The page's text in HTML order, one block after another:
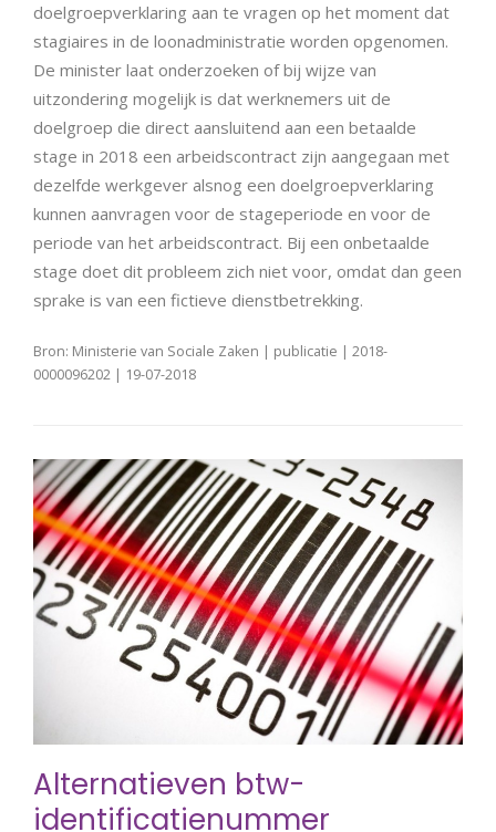
doelgroepverklaring aan te vragen op het moment dat
stagiaires in de loonadministratie worden opgenomen.
De minister laat onderzoeken of bij wijze van
uitzondering mogelijk is dat werknemers uit de
doelgroep die direct aansluitend aan een betaalde
stage in 2018 een arbeidscontract zijn aangegaan met
dezelfde werkgever alsnog een doelgroepverklaring
kunnen aanvragen voor de stageperiode en voor de
periode van het arbeidscontract. Bij een onbetaalde
stage doet dit probleem zich niet voor, omdat dan geen
sprake is van een fictieve dienstbetrekking.
Bron: Ministerie van Sociale Zaken | publicatie | 2018-
0000096202 | 19-07-2018
Alternatieven btw-
identificatienummer